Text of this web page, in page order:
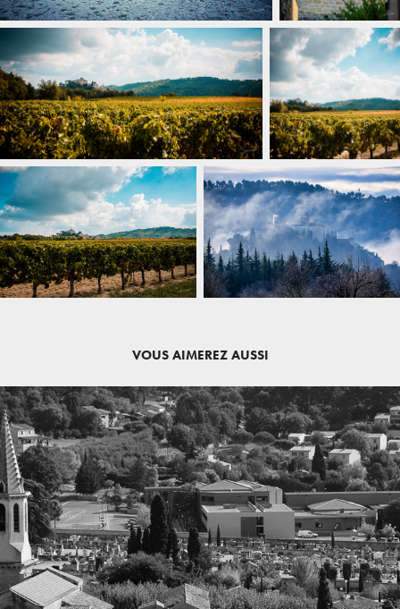
VOUS AIMEREZ AUSSI
CADENET